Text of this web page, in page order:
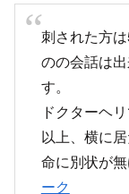
— こうパパ
刺された方
のの会話は
す。
ドクターヘ